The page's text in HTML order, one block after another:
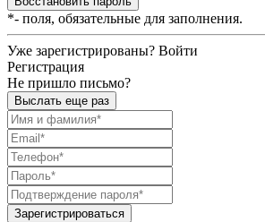
*- поля, обязательные для заполнения.
Уже зарегистрированы? Войти
Регистрация
Не пришло письмо?
Выслать еще раз
Зарегистрироваться